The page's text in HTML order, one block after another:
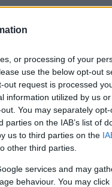
or processing of your
use the below opt-out
request is processed
information utilized by us
You may separately
on the IAB’s list of
us to third parties on the
other third parties.
services and may
behaviour. You may
της με τις
έχει
ξεκάθαρα με
Υόρκη, καθώς η
όσο
εκείνους που